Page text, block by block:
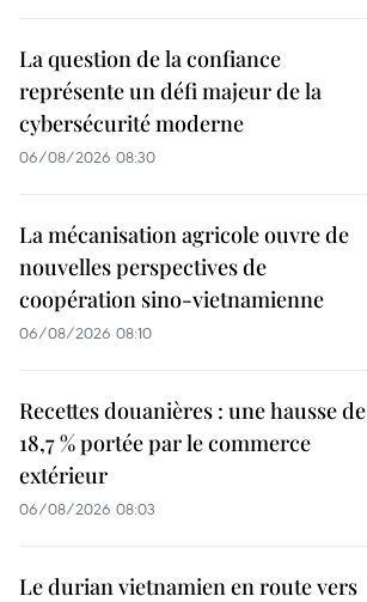
La question de la confiance
représente un défi majeur de la
cybersécurité moderne
06/08/2026 08:30
La mécanisation agricole ouvre de
nouvelles perspectives de
coopération sino-vietnamienne
06/08/2026 08:10
Recettes douanières : une hausse de
18,7 % portée par le commerce
extérieur
06/08/2026 08:03
Le durian vietnamien en route vers